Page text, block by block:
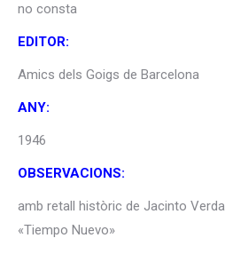
no consta
EDITOR:
Amics dels Goigs de Barcelona
ANY:
1946
OBSERVACIONS:
amb retall històric de Jacinto
«Tiempo Nuevo»